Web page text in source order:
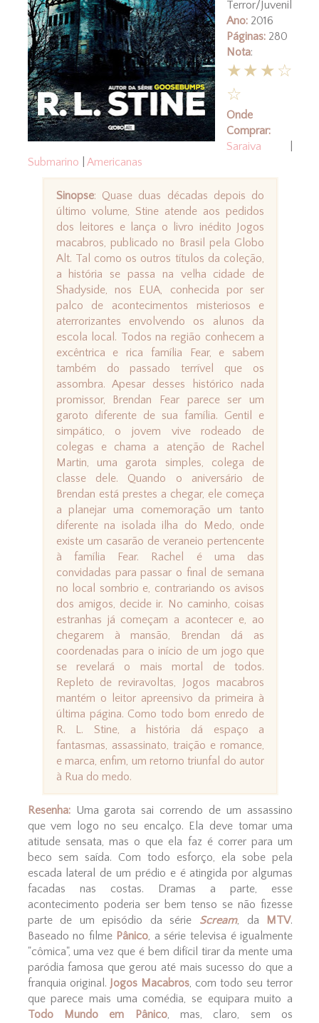
Terror/Juvenil
Ano:2016
Páginas:280
Nota:
★★★☆
☆
Onde
Comprar:
Saraiva
Submarino
Americanas
Sinopse: Quase duas décadas depois do
último volume, Stine atende aos pedidos
dos leitores e lança o livro inédito Jogos
macabros, publicado no Brasil pela Globo
Alt. Tal como os outros títulos da coleção,
a história se passa na velha cidade de
Shadyside, nos EUA, conhecida por ser
palco de acontecimentos misteriosos e
aterrorizantes envolvendo os alunos da
escola local. Todos na região conhecem a
excêntrica e rica família Fear, e sabem
também do passado terrível que os
assombra. Apesar desses histórico nada
promissor, Brendan Fear parece ser um
garoto diferente de sua família. Gentil e
simpático, o jovem vive rodeado de
colegas e chama a atenção de Rachel
Martin, uma garota simples, colega de
classe dele. Quando o aniversário de
Brendan está prestes a chegar, ele começa
a planejar uma comemoração um tanto
diferente na isolada ilha do Medo, onde
existe um casarão de veraneio pertencente
à família Fear. Rachel é uma das
convidadas para passar o final de semana
no local sombrio e, contrariando os avisos
dos amigos, decide ir. No caminho, coisas
estranhas já começam a acontecer e, ao
chegarem à mansão, Brendan dá as
coordenadas para o início de um jogo que
se revelará o mais mortal de todos.
Repleto de reviravoltas, Jogos macabros
mantém o leitor apreensivo da primeira à
última página. Como todo bom enredo de
R. L. Stine, a história dá espaço a
fantasmas, assassinato, traição e romance,
e marca, enfim, um retorno triunfal do autor
à Rua do medo.
Resenha: Uma garota sai correndo de um assassino
que vem logo no seu encalço. Ela deve tomar uma
atitude sensata, mas o que ela faz é correr para um
beco sem saída. Com todo esforço, ela sobe pela
escada lateral de um prédio e é atingida por algumas
facadas nas costas. Dramas a parte, esse
acontecimento poderia ser bem tenso se não fizesse
parte de um episódio da série Scream, da MTV.
Baseado no filme Pânico, a série televisa é igualmente
"cômica", uma vez que é bem difícil tirar da mente uma
paródia famosa que gerou até mais sucesso do que a
franquia original. Jogos Macabros, com todo seu terror
que parece mais uma comédia, se equipara muito a
Todo Mundo em Pânico, mas, claro, sem os